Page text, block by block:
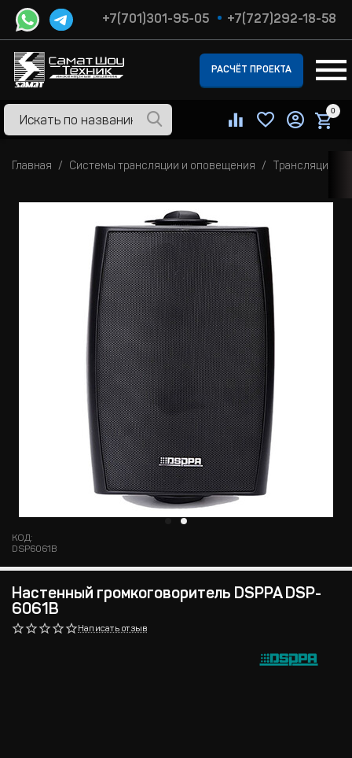
+7(701)301-95-05 +7(727)292-18-58
РАСЧЁТ ПРОЕКТА
0
Главная Системы трансляции и оповещения
КОД:
DSP6061B
Настенный громкоговоритель DSPPA DSP-
6061B
Написать отзыв